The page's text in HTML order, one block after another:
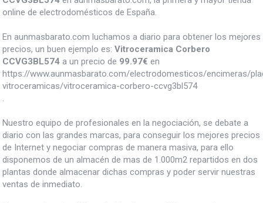
online de electrodomésticos de España.
En aunmasbarato.com luchamos a diario para obtener los mejores
precios, un buen ejemplo es: Vitroceramica Corbero
CCVG3BL574 a un precio de 99.97€ en
https://www.aunmasbarato.com/electrodomesticos/encimeras/
vitroceramicas/vitroceramica-corbero-ccvg3bl574
.
Nuestro equipo de profesionales en la negociación, se debate a
diario con las grandes marcas, para conseguir los mejores precios
de Internet y negociar compras de manera masiva, para ello
disponemos de un almacén de mas de 1.000m2 repartidos en dos
plantas donde almacenar dichas compras y poder servir nuestras
ventas de inmediato.